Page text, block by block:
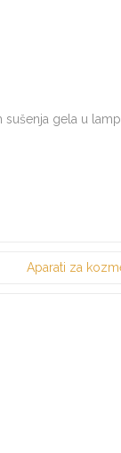
sušenja gela u
Aparati za